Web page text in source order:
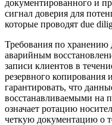
документированного и
сигнал доверия для
которые проводят due
Требования по хранению
аварийным
записи клиентов в
резервного копирования
гарантировать, что
восстанавливаемыми на
означает ротацию
четкую документацию о